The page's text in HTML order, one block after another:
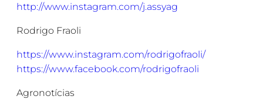
http://www.instagram.com/j.assyag
Rodrigo Fraoli
https://www.instagram.com/rodrigofraoli/
https://www.facebook.com/rodrigofraoli
Agronotícias